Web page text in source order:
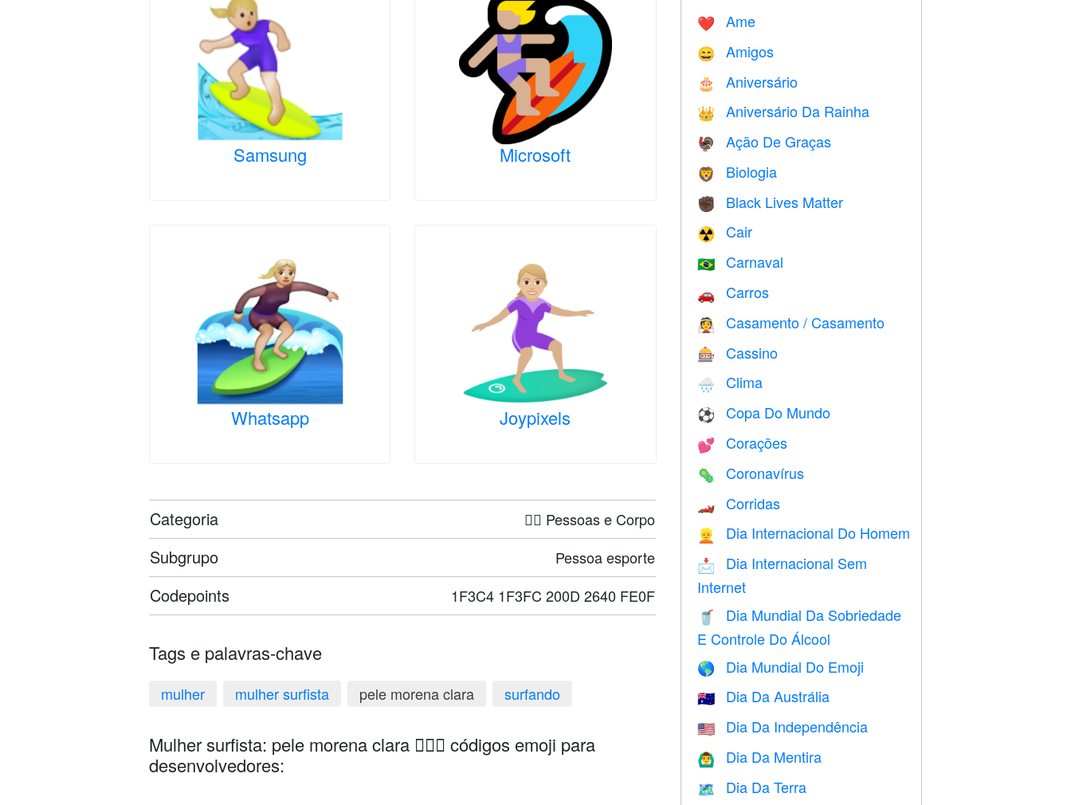
Samsung Microsoft
Whatsapp Joypixels
Categoria 🤦‍♀️ Pessoas e Corpo
Subgrupo Pessoa esporte
Codepoints 1F3C4 1F3FC 200D 2640 FE0F
Tags e palavras-chave
mulher mulher surfista pele morena clara surfando
Mulher surfista: pele morena clara 🏄🏼‍♀️ códigos emoji para
desenvolvedores:
❤️️ Ame
😄 Amigos
🎂 Aniversário
👑 Aniversário Da Rainha
🦃 Ação De Graças
🦁 Biologia
✊🏿 Black Lives Matter
☢️ Cair
🇧🇷 Carnaval
🚗 Carros
👰 Casamento / Casamento
🎰 Cassino
🌧 Clima
⚽ Copa Do Mundo
💕 Corações
🦠 Coronavírus
🏎 Corridas
👱 Dia Internacional Do Homem
📩
Dia Internacional Sem
Internet
🥤
Dia Mundial Da Sobriedade
E Controle Do Álcool
🌎 Dia Mundial Do Emoji
🇦🇺 Dia Da Austrália
🇺🇸 Dia Da Independência
🙆‍♂️ Dia Da Mentira
🗺️ Dia Da Terra